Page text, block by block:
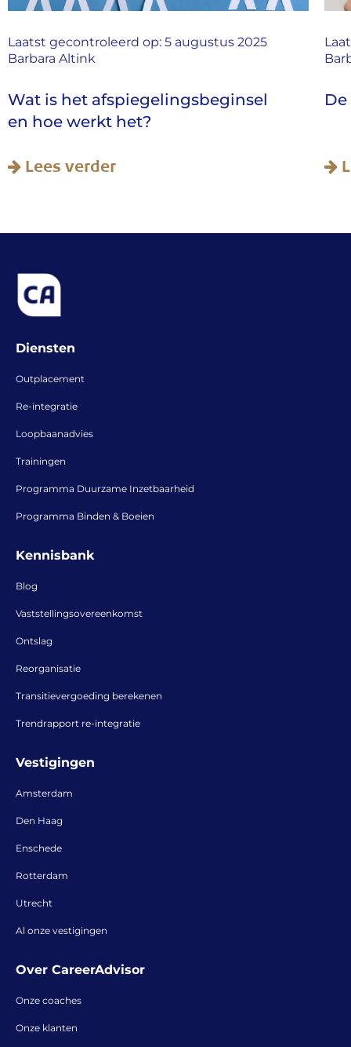
Laatst gecontroleerd op: 5 augustus 2025
Barbara Altink
Wat is het afspiegelingsbeginsel
en hoe werkt het?
Lees verder
Diensten
Outplacement
Re-integratie
Loopbaanadvies
Trainingen
Programma Duurzame Inzetbaarheid
Programma Binden & Boeien
Kennisbank
Blog
Vaststellingsovereenkomst
Ontslag
Reorganisatie
Transitievergoeding berekenen
Trendrapport re-integratie
Vestigingen
Amsterdam
Den Haag
Enschede
Rotterdam
Utrecht
Al onze vestigingen
Over CareerAdvisor
Onze coaches
Onze klanten